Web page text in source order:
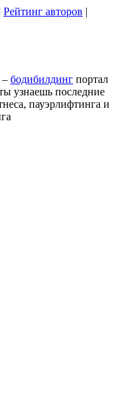
Рейтинг авторов |
– бодибилдинг портал
узнаешь последние
пауэрлифтинга и